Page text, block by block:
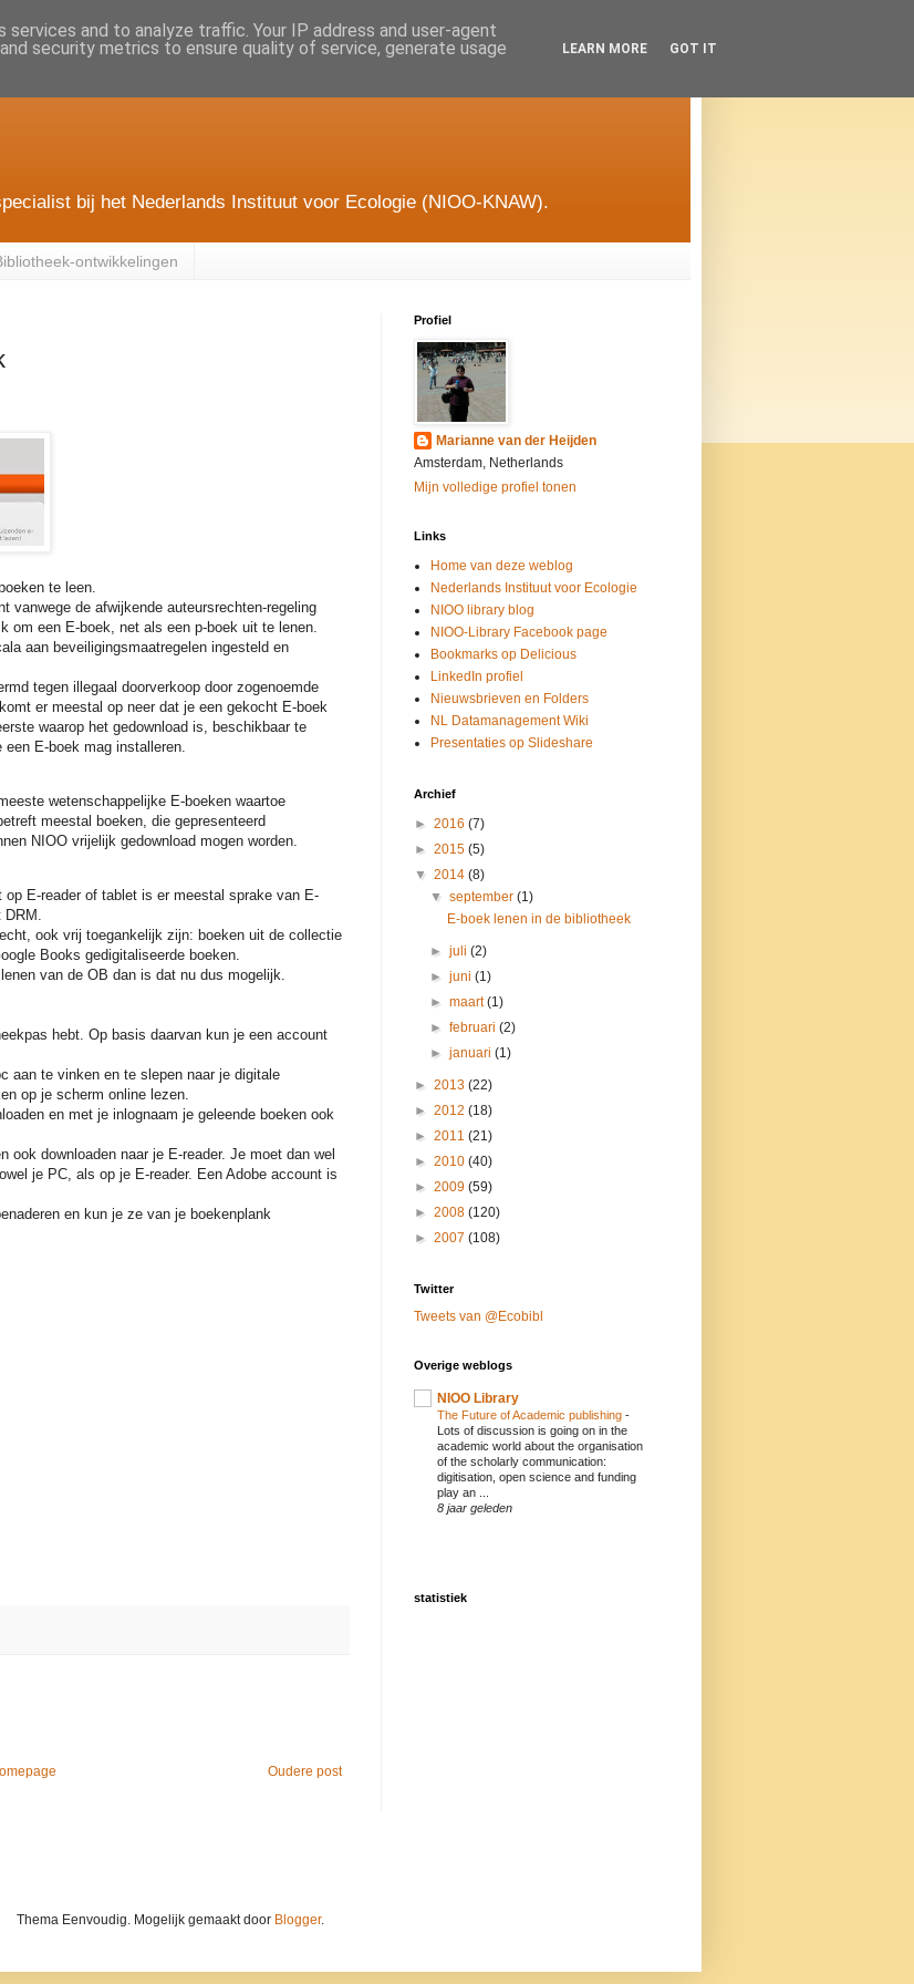
bij het Nederlands Instituut voor Ecologie (NIOO-KNAW).
ontwikkelingen
te leen.
vanwege de afwijkende auteursrechten-regeling
om een E-boek, net als een p-boek uit te lenen.
aan beveiligingsmaatregelen ingesteld en
tegen illegaal doorverkoop door zogenoemde
komt er meestal op neer dat je een gekocht E-boek
waarop het gedownload is, beschikbaar te
E-boek mag installeren.
wetenschappelijke E-boeken waartoe
meestal boeken, die gepresenteerd
NIOO vrijelijk gedownload mogen worden.
E-reader of tablet is er meestal sprake van E-
DRM.
ook vrij toegankelijk zijn: boeken uit de collectie
Books gedigitaliseerde boeken.
van de OB dan is dat nu dus mogelijk.
hebt. Op basis daarvan kun je een account
aan te vinken en te slepen naar je digitale
op je scherm online lezen.
en met je inlognaam je geleende boeken ook
downloaden naar je E-reader. Je moet dan wel
je PC, als op je E-reader. Een Adobe account is
en kun je ze van je boekenplank
Oudere post
Profiel
Marianne van der Heijden
Amsterdam, Netherlands
Mijn volledige profiel tonen
Links
Home van deze weblog
Nederlands Instituut voor Ecologie
NIOO library blog
NIOO-Library Facebook page
Bookmarks op Delicious
LinkedIn profiel
Nieuwsbrieven en Folders
NL Datamanagement Wiki
Presentaties op Slideshare
Archief
► 2016 (7)
► 2015 (5)
▼ 2014 (8)
▼september(1)
E-boek lenen in de bibliotheek
►juli(2)
►juni(1)
►maart(1)
►februari(2)
►januari(1)
► 2013 (22)
► 2012 (18)
► 2011 (21)
► 2010 (40)
► 2009 (59)
► 2008 (120)
► 2007 (108)
Twitter
Tweets van @Ecobibl
Overige weblogs
NIOO Library
The Future of Academic publishing -
Lots of discussion is going on in the
academic world about the organisation
of the scholarly communication:
digitisation, open science and funding
play an ...
8 jaar geleden
statistiek
Thema Eenvoudig. Mogelijk gemaakt door Blogger.
and to analyze traffic. Your IP address and user-agent
security metrics to ensure quality of service, generate usage
LEARN MORE GOT IT